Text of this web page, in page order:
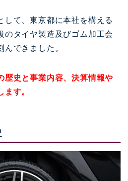
して、東京都に本社を構える
のタイヤ製造及びゴム加工会
できました。
歴史と事業内容、決算情報や
す。